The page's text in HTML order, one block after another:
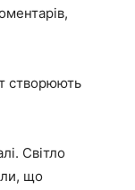
створюють
Світло
що